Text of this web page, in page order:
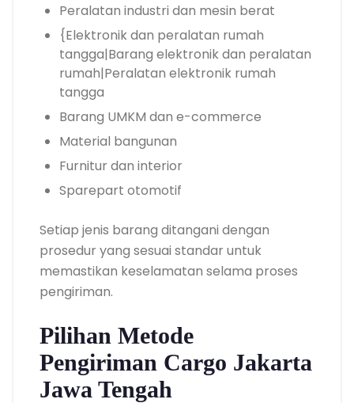
Peralatan industri dan mesin berat
{Elektronik dan peralatan rumah
tangga|Barang elektronik dan peralatan
rumah|Peralatan elektronik rumah
tangga
Barang UMKM dan e-commerce
Material bangunan
Furnitur dan interior
Sparepart otomotif
Setiap jenis barang ditangani dengan
prosedur yang sesuai standar untuk
memastikan keselamatan selama proses
pengiriman.
Pilihan Metode
Pengiriman Cargo Jakarta
Jawa Tengah